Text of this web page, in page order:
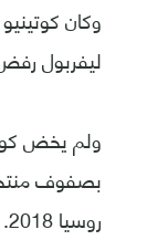
وكان
ليفربول
ولم يخض
بصفوف
روسيا 2018.